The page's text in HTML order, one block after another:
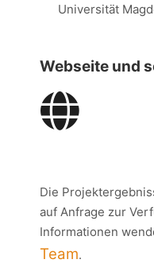
Universität
Webseite und
Die
auf Anfrage zur
Informationen
Team.